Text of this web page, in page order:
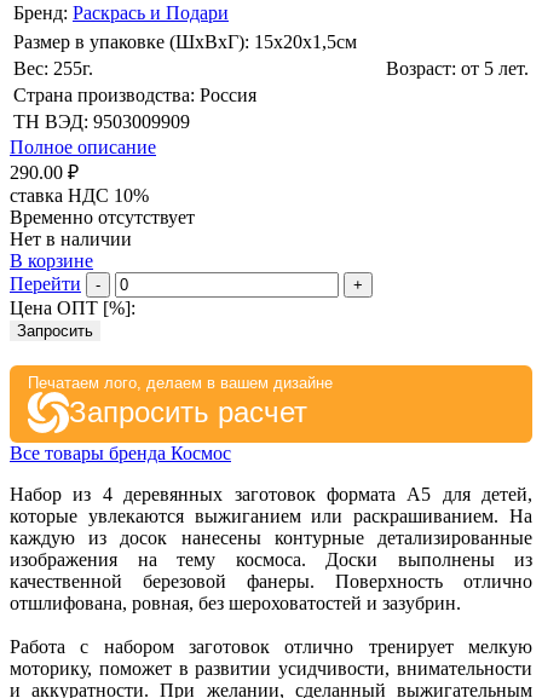
Бренд: Раскрась и Подари
Размер в упаковке (ШхВxГ): 15х20х1,5cм
Вес: 255г.
Возраст: от 5 лет.
Страна производства: Россия
ТН ВЭД: 9503009909
Полное описание
290.00 ₽
ставка НДС 10%
Временно отсутствует
Нет в наличии
В корзине
Перейти
- +
Цена ОПТ [%]:
Запросить
Печатаем лого, делаем в вашем дизайне
Запросить расчет
Все товары бренда Космос
Набор из 4 деревянных заготовок формата А5 для детей,
которые увлекаются выжиганием или раскрашиванием. На
каждую из досок нанесены контурные детализированные
изображения на тему космоса. Доски выполнены из
качественной березовой фанеры. Поверхность отлично
отшлифована, ровная, без шероховатостей и зазубрин.
Работа с набором заготовок отлично тренирует мелкую
моторику, поможет в развитии усидчивости, внимательности
и аккуратности. При желании, сделанный выжигательным